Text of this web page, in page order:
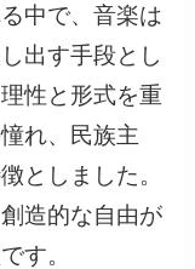
中で、音楽は
出す手段とし
性と形式を重
れ、民族主
としました。
造的な自由が
す。